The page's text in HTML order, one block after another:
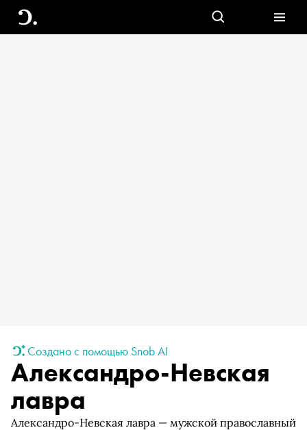
Создано с помощью Snob AI
Александро-Невская
лавра
Александро-Невская лавра — мужской православный